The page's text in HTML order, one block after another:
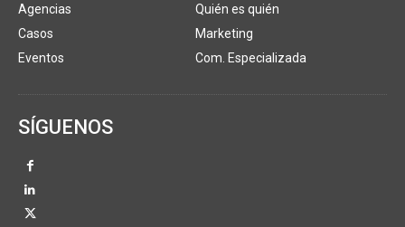
Agencias
Casos
Eventos
Quién es quién
Marketing
Com. Especializada
SÍGUENOS